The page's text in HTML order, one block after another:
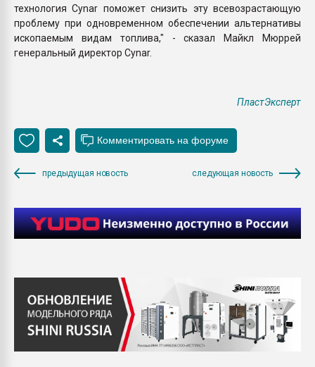
технология Cynar поможет снизить эту всевозрастающую
проблему при одновременном обеспечении альтернативы
ископаемым видам топлива," - сказал Майкл Мюррей
генеральный директор Cynar.
ПластЭксперт
предыдущая новость следующая новость